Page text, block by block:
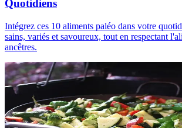
Quotidiens
Intégrez ces 10 aliments paléo dans votre
sains, variés et savoureux, tout en respectant
ancêtres.